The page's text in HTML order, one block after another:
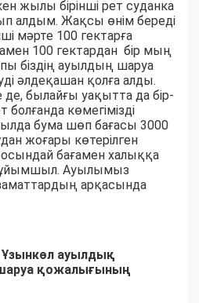
жылы бірінші рет суданка
алдым. Жақсы өнім береді
мәрте 100 гектарға
100 гектардан бір мың
біздің ауылдың шаруа
әлдеқашан қолға алды.
де, былайғы уақытта да бір-
болғанда көмегімізді
бума шөп бағасы 3000
жоғары көтерілген
бағамен халыққа
Ауылымыз
арқасында
ауылдық
шаруа қожалығының